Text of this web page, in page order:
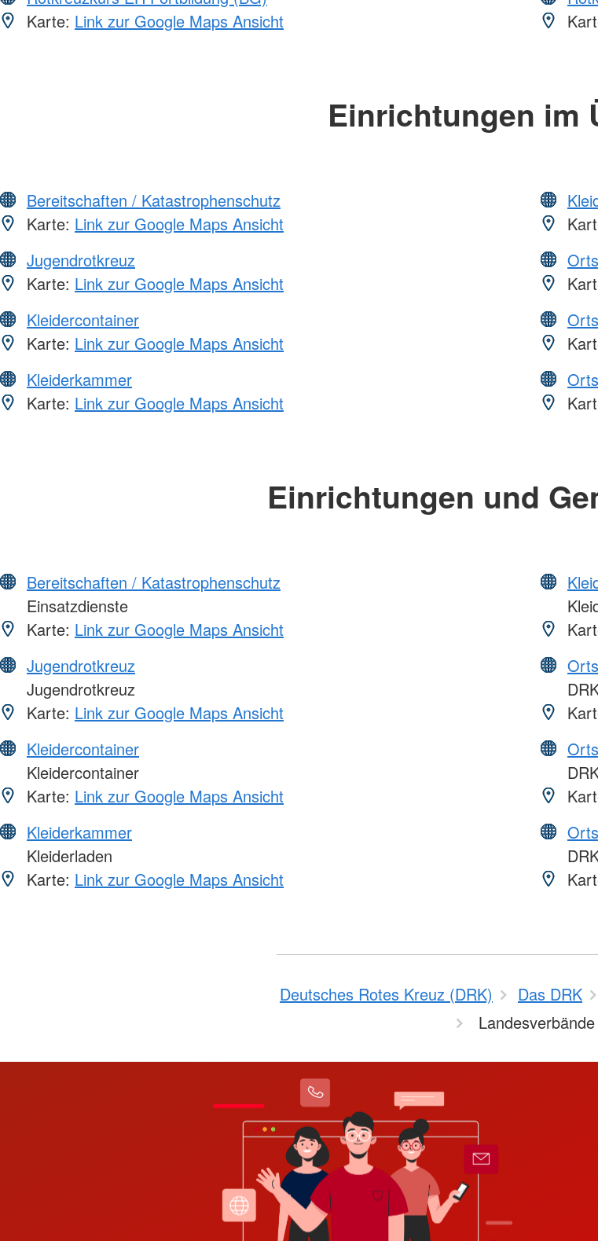
Karte: Link zur Google Maps Ansicht
Einrichtungen im
Bereitschaften / Katastrophenschutz
Karte: Link zur Google Maps Ansicht
Jugendrotkreuz
Karte: Link zur Google Maps Ansicht
Kleidercontainer
Karte: Link zur Google Maps Ansicht
Kleiderkammer
Karte: Link zur Google Maps Ansicht
Einrichtungen und
Bereitschaften / Katastrophenschutz
Einsatzdienste
Karte: Link zur Google Maps Ansicht
Jugendrotkreuz
Jugendrotkreuz
Karte: Link zur Google Maps Ansicht
Kleidercontainer
Kleidercontainer
Karte: Link zur Google Maps Ansicht
Kleiderkammer
Kleiderladen
Karte: Link zur Google Maps Ansicht
Deutsches Rotes Kreuz (DRK) Das DRK
Landesverbände